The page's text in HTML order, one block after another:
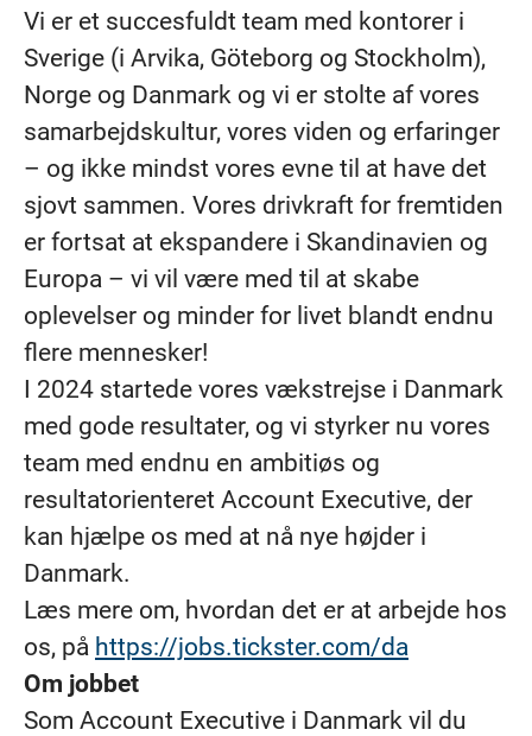
Vi er et succesfuldt team med kontorer i
Sverige (i Arvika, Göteborg og Stockholm),
Norge og Danmark og vi er stolte af vores
samarbejdskultur, vores viden og erfaringer
– og ikke mindst vores evne til at have det
sjovt sammen. Vores drivkraft for fremtiden
er fortsat at ekspandere i Skandinavien og
Europa – vi vil være med til at skabe
oplevelser og minder for livet blandt endnu
flere mennesker!
I 2024 startede vores vækstrejse i Danmark
med gode resultater, og vi styrker nu vores
team med endnu en ambitiøs og
resultatorienteret Account Executive, der
kan hjælpe os med at nå nye højder i
Danmark.
Læs mere om, hvordan det er at arbejde hos
os, på https://jobs.tickster.com/da
Om jobbet
Som Account Executive i Danmark vil du